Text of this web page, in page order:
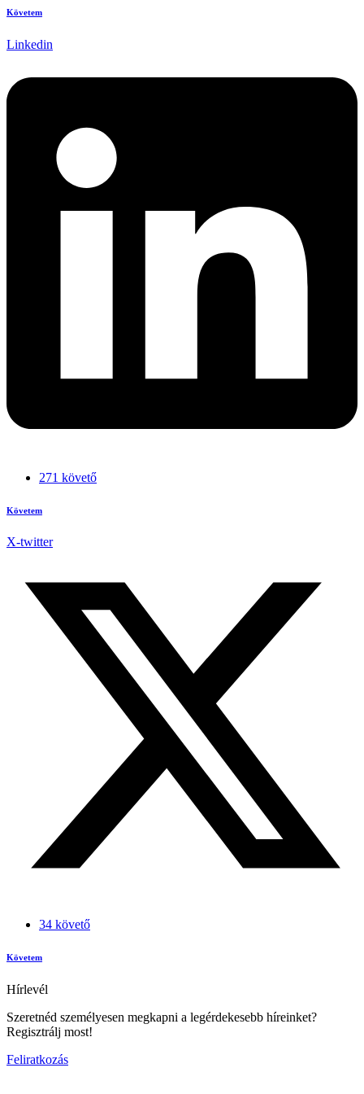
Követem
Linkedin
271 követő
Követem
X-twitter
34 követő
Követem
Hírlevél
Szeretnéd személyesen megkapni a legérdekesebb híreinket?
Regisztrálj most!
Feliratkozás